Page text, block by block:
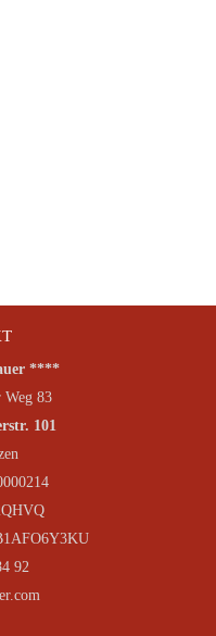
****
Weg 83
101
92